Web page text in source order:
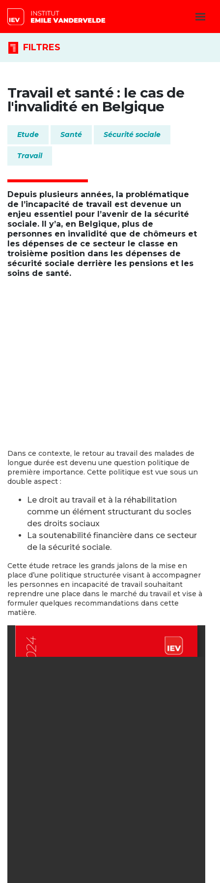
FILTRES
Travail et santé : le cas de
l'invalidité en Belgique
Etude Santé Sécurité sociale
Travail
Depuis plusieurs années, la problématique
de l’incapacité de travail est devenue un
enjeu essentiel pour l’avenir de la sécurité
sociale. Il y’a, en Belgique, plus de
personnes en invalidité que de chômeurs et
les dépenses de ce secteur le classe en
troisième position dans les dépenses de
sécurité sociale derrière les pensions et les
soins de santé.
Dans ce contexte, le retour au travail des malades de
longue durée est devenu une question politique de
première importance. Cette politique est vue sous un
double aspect :
Le droit au travail et à la réhabilitation
comme un élément structurant du socles
des droits sociaux
La soutenabilité financière dans ce secteur
de la sécurité sociale.
Cette étude retrace les grands jalons de la mise en
place d’une politique structurée visant à accompagner
les personnes en incapacité de travail souhaitant
reprendre une place dans le marché du travail et vise à
formuler quelques recommandations dans cette
matière.